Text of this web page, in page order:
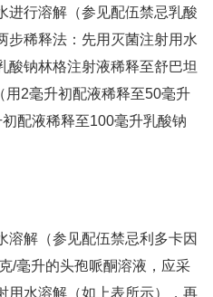
进行溶解（参见配伍禁忌乳酸
步稀释法：先用灭菌注射用水
酸钠林格注射液稀释至舒巴坦
用2毫升初配液稀释至50毫升
配液稀释至100毫升乳酸钠
溶解（参见配伍禁忌利多卡因
/毫升的头孢哌酮溶液，应采
用水溶解（如上表所示），再